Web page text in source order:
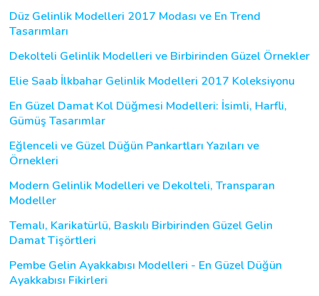
Düz Gelinlik Modelleri 2017 Modası ve En Trend
Tasarımları
Dekolteli Gelinlik Modelleri ve Birbirinden Güzel Örnekler
Elie Saab İlkbahar Gelinlik Modelleri 2017 Koleksiyonu
En Güzel Damat Kol Düğmesi Modelleri: İsimli, Harfli,
Gümüş Tasarımlar
Eğlenceli ve Güzel Düğün Pankartları Yazıları ve
Örnekleri
Modern Gelinlik Modelleri ve Dekolteli, Transparan
Modeller
Temalı, Karikatürlü, Baskılı Birbirinden Güzel Gelin
Damat Tişörtleri
Pembe Gelin Ayakkabısı Modelleri - En Güzel Düğün
Ayakkabısı Fikirleri